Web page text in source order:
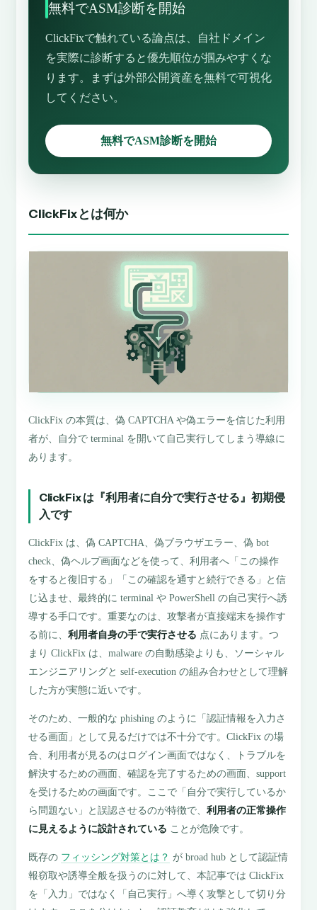
無料でASM診断を開始
ClickFixで触れている論点は、自社ドメイン
を実際に診断すると優先順位が掴みやすくな
ります。まずは外部公開資産を無料で可視化
してください。
無料でASM診断を開始
ClickFixとは何か
ClickFix の本質は、偽 CAPTCHA や偽エラーを信じた利用
者が、自分で terminal を開いて自己実行してしまう導線に
あります。
ClickFix は『利用者に自分で実行させる』初期侵
入です
ClickFix は、偽 CAPTCHA、偽ブラウザエラー、偽 bot
check、偽ヘルプ画面などを使って、利用者へ「この操作
をすると復旧する」「この確認を通すと続行できる」と信
じ込ませ、最終的に terminal や PowerShell の自己実行へ誘
導する手口です。重要なのは、攻撃者が直接端末を操作す
る前に、利用者自身の手で実行させる 点にあります。つ
まり ClickFix は、malware の自動感染よりも、ソーシャル
エンジニアリングと self-execution の組み合わせとして理解
した方が実態に近いです。
そのため、一般的な phishing のように「認証情報を入力さ
せる画面」として見るだけでは不十分です。ClickFix の場
合、利用者が見るのはログイン画面ではなく、トラブルを
解決するための画面、確認を完了するための画面、support
を受けるための画面です。ここで「自分で実行しているか
ら問題ない」と誤認させるのが特徴で、利用者の正常操作
に見えるように設計されている ことが危険です。
既存の フィッシング対策とは？ が broad hub として認証情
報窃取や誘導全般を扱うのに対して、本記事では ClickFix
を「入力」ではなく「自己実行」へ導く攻撃として切り分